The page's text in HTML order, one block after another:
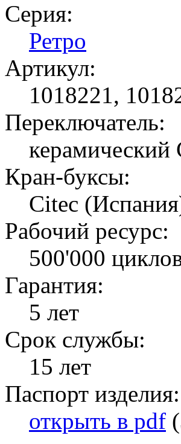
Серия:
Ретро
Артикул:
1018221,
Переключатель:
Кран-буксы:
Citec
Рабочий ресурс:
500'000
Гарантия:
5 лет
Срок службы:
15 лет
Паспорт изделия:
открыть в pdf